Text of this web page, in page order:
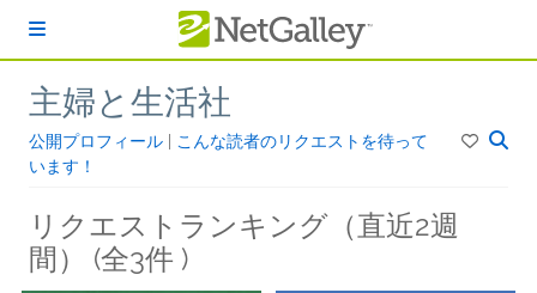
主婦と生活社
公開プロフィール
こんな読者のリクエストを待って
います！
リクエストランキング（直近2週
間） (全3件 )